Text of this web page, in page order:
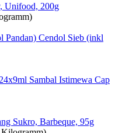
Unifood, 200g
Cendol Sieb (inkl
Sambal Istimewa Cap
Sukro, Barbeque, 95g